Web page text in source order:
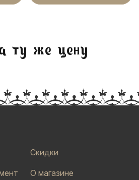
ту же цену
Скидки
О магазине